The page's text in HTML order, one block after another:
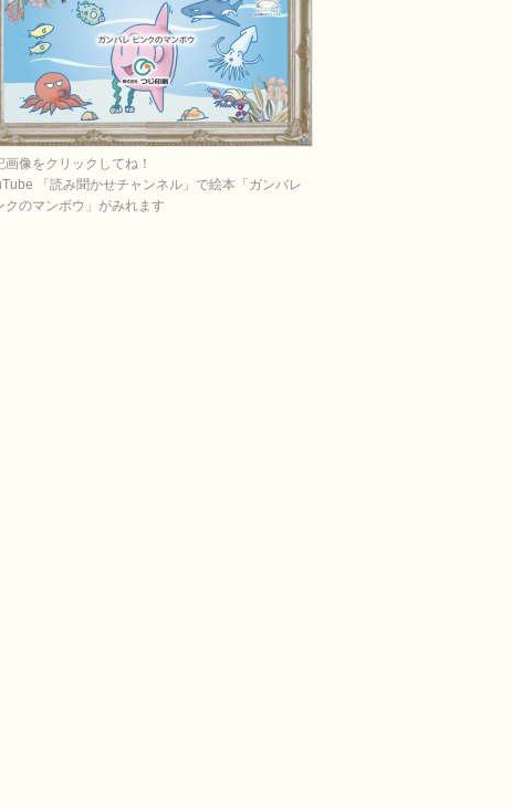
画像をクリックしてね！
「読み聞かせチャンネル」で絵本「ガンバレ
クのマンボウ」がみれます